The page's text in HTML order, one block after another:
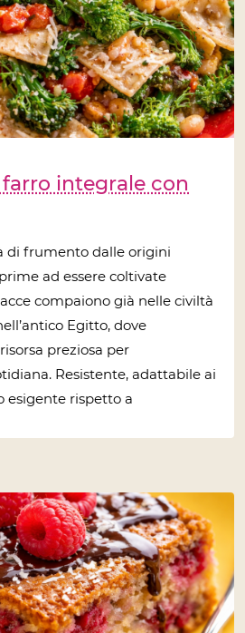
integrale con
di frumento dalle origini
ad essere coltivate
compaiono già nelle civiltà
Egitto, dove
preziosa per
Resistente, adattabile ai
esigente rispetto a